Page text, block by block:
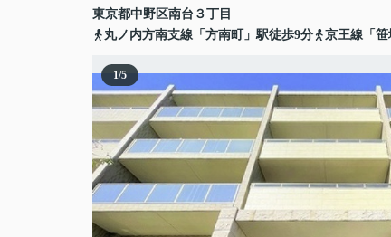
東京都中野区南台 ３丁目
丸ノ内方南支線「方南町」駅徒歩9分
京王線「
1/5